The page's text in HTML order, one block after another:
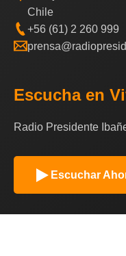
Chile
+56 (61) 2 260 999
Escucha en
Radio Presidente
Escuchar